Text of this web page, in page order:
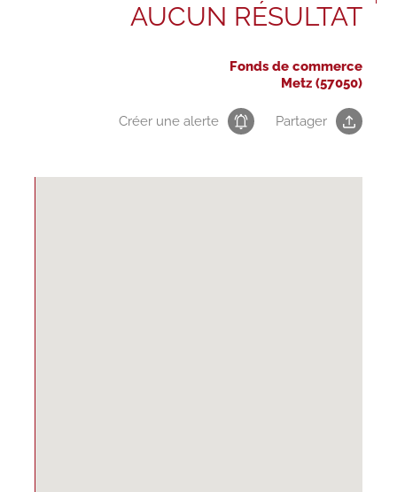
AUCUN RÉSULTAT
Fonds de commerce
Metz (57050)
Créer une alerte Partager